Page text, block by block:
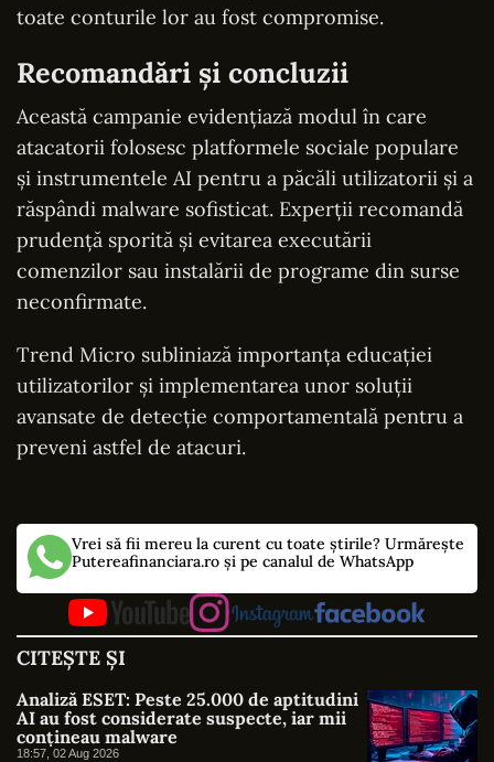
toate conturile lor au fost compromise.
Recomandări și concluzii
Această campanie evidențiază modul în care
atacatorii folosesc platformele sociale populare
și instrumentele AI pentru a păcăli utilizatorii și a
răspândi malware sofisticat. Experții recomandă
prudență sporită și evitarea executării
comenzilor sau instalării de programe din surse
neconfirmate.
Trend Micro subliniază importanța educației
utilizatorilor și implementarea unor soluții
avansate de detecție comportamentală pentru a
preveni astfel de atacuri.
Vrei să fii mereu la curent cu toate știrile? Urmărește
Putereafinanciara.ro și pe canalul de WhatsApp
CITEȘTE ȘI
Analiză ESET: Peste 25.000 de aptitudini
AI au fost considerate suspecte, iar mii
conțineau malware
18:57, 02 Aug 2026